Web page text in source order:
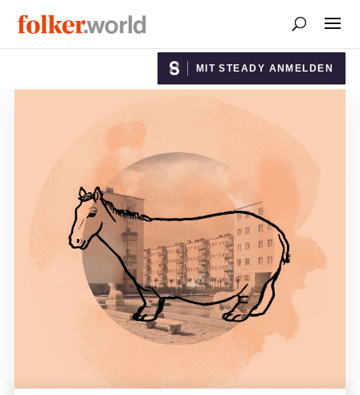
MIT STEADY ANMELDEN